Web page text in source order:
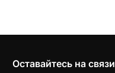
Оставайтесь на связи